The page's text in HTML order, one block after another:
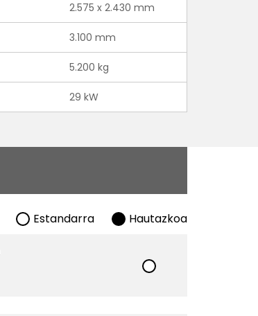
2.575 x 2.430 mm
3.100 mm
5.200 kg
29 kW
Estandarra Hautazkoa